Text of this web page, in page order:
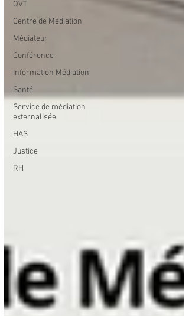
QVT
Centre de Médiation
Médiateur
Conférence
Information Médiation
Santé
Service de médiation
externalisée
HAS
Justice
RH